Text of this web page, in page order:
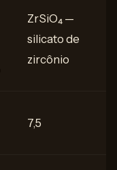
ZrSiO₄ —
silicato de
zircônio
7,5